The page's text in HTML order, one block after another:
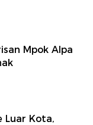
Mpok Alpa
Luar Kota,